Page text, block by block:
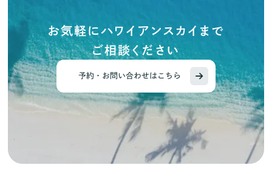
お気軽にハワイアンスカイまで
ご相談ください
予約・お問い合わせはこちら